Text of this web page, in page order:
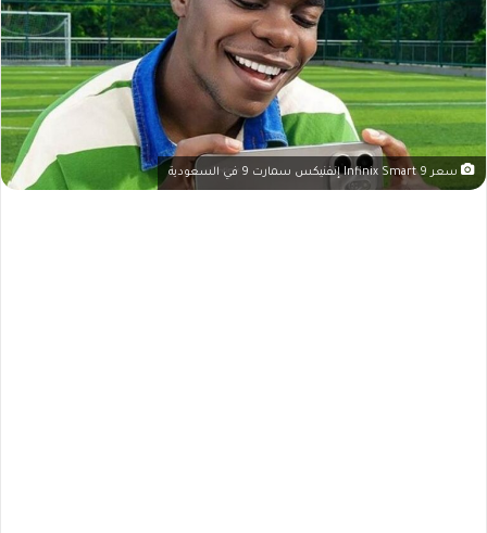
سعر Infinix Smart 9 إنفنيكس سمارت 9 في السعودية